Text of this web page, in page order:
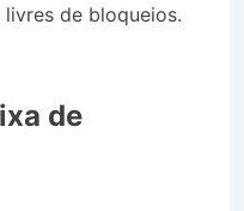
de bloqueios.
de